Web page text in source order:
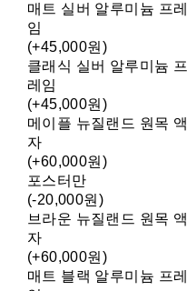
매트 실버 알루미늄 프레
임
(+45,000원)
클래식 실버 알루미늄 프
레임
(+45,000원)
메이플 뉴질랜드 원목 액
자
(+60,000원)
포스터만
(-20,000원)
브라운 뉴질랜드 원목 액
자
(+60,000원)
매트 블랙 알루미늄 프레